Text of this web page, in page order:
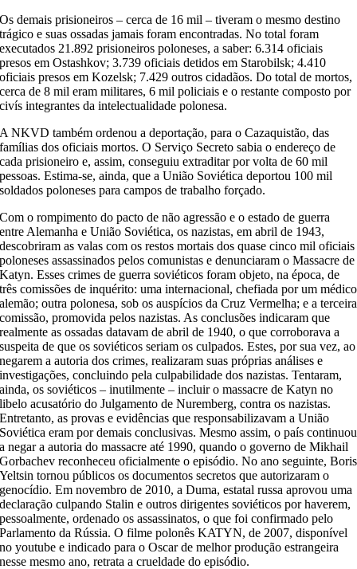
Os demais prisioneiros – cerca de 16 mil – tiveram o mesmo destino
trágico e suas ossadas jamais foram encontradas. No total foram
executados 21.892 prisioneiros poloneses, a saber: 6.314 oficiais
presos em Ostashkov; 3.739 oficiais detidos em Starobilsk; 4.410
oficiais presos em Kozelsk; 7.429 outros cidadãos. Do total de mortos,
cerca de 8 mil eram militares, 6 mil policiais e o restante composto por
civís integrantes da intelectualidade polonesa.
A NKVD também ordenou a deportação, para o Cazaquistão, das
famílias dos oficiais mortos. O Serviço Secreto sabia o endereço de
cada prisioneiro e, assim, conseguiu extraditar por volta de 60 mil
pessoas. Estima-se, ainda, que a União Soviética deportou 100 mil
soldados poloneses para campos de trabalho forçado.
Com o rompimento do pacto de não agressão e o estado de guerra
entre Alemanha e União Soviética, os nazistas, em abril de 1943,
descobriram as valas com os restos mortais dos quase cinco mil oficiais
poloneses assassinados pelos comunistas e denunciaram o Massacre de
Katyn. Esses crimes de guerra soviéticos foram objeto, na época, de
três comissões de inquérito: uma internacional, chefiada por um médico
alemão; outra polonesa, sob os auspícios da Cruz Vermelha; e a terceira
comissão, promovida pelos nazistas. As conclusões indicaram que
realmente as ossadas datavam de abril de 1940, o que corroborava a
suspeita de que os soviéticos seriam os culpados. Estes, por sua vez, ao
negarem a autoria dos crimes, realizaram suas próprias análises e
investigações, concluindo pela culpabilidade dos nazistas. Tentaram,
ainda, os soviéticos – inutilmente – incluir o massacre de Katyn no
libelo acusatório do Julgamento de Nuremberg, contra os nazistas.
Entretanto, as provas e evidências que responsabilizavam a União
Soviética eram por demais conclusivas. Mesmo assim, o país continuou
a negar a autoria do massacre até 1990, quando o governo de Mikhail
Gorbachev reconheceu oficialmente o episódio. No ano seguinte, Boris
Yeltsin tornou públicos os documentos secretos que autorizaram o
genocídio. Em novembro de 2010, a Duma, estatal russa aprovou uma
declaração culpando Stalin e outros dirigentes soviéticos por haverem,
pessoalmente, ordenado os assassinatos, o que foi confirmado pelo
Parlamento da Rússia. O filme polonês KATYN, de 2007, disponível
no youtube e indicado para o Oscar de melhor produção estrangeira
nesse mesmo ano, retrata a crueldade do episódio.